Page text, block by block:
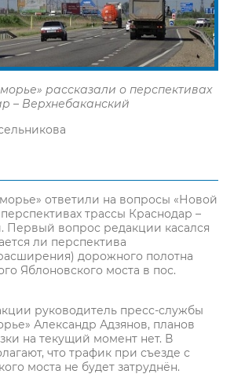
рассказали о перспективах
– Верхнебаканский
ответили на вопросы «Новой
трассы Краснодар –
Первый вопрос редакции касался
ли перспектива
дорожного полотна
Яблоновского моста в пос.
руководитель пресс-службы
Александр Адзянов, планов
на текущий момент нет. В
что трафик при съезде с
моста не будет затруднён.